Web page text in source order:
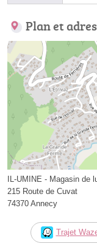
Plan et
IL-UMINE - Magasin de
215 Route de Cuvat
74370 Annecy
Trajet